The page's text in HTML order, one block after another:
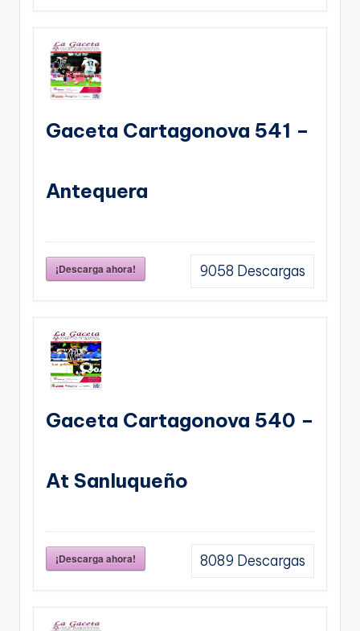
Gaceta Cartagonova 541 –
Antequera
¡Descarga ahora! 9058 Descargas
Gaceta Cartagonova 540 –
At Sanluqueño
¡Descarga ahora! 8089 Descargas